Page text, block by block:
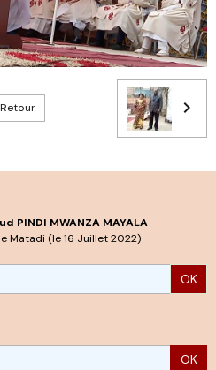
Retour
PINDI MWANZA MAYALA
Matadi (le 16 Juillet 2022)
OK
OK